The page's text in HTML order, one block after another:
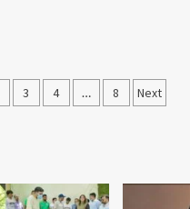
3 4 … 8 Next